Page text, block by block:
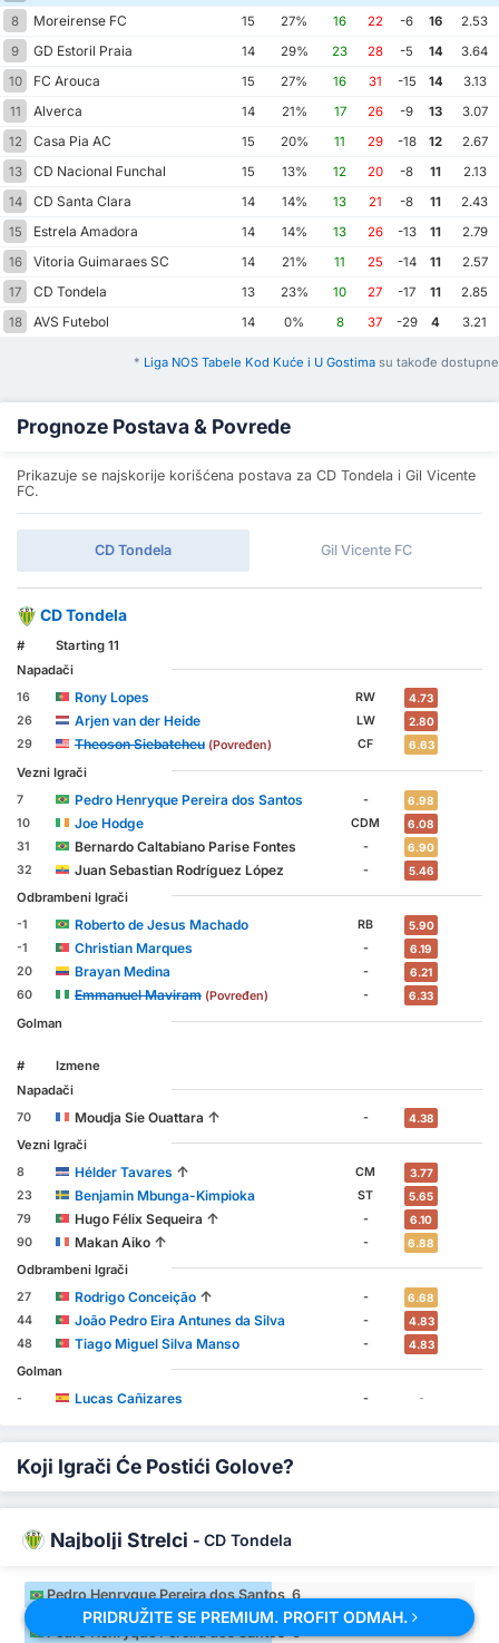
8
Moreirense FC 15 27% 16 22 -6 16
2.53
9
GD Estoril Praia 14 29% 23 28 -5 14
3.64
10
FC Arouca 15 27% 16 31 -15 14
3.13
11
Alverca 14 21% 17 26 -9 13
3.07
12
Casa Pia AC 15 20% 11 29 -18 12
2.67
13
CD Nacional Funchal 15 13% 12 20 -8 11
2.13
14
CD Santa Clara 14 14% 13 21 -8 11
2.43
15
Estrela Amadora 14 14% 13 26 -13 11
2.79
16
Vitoria Guimaraes SC 14 21% 11 25 -14 11
2.57
17
CD Tondela 13 23% 10 27 -17 11
2.85
18
AVS Futebol 14 0% 8 37 -29 4 3.21
* Liga NOS Tabele Kod Kuće i U Gostima su takođe dostupne
Prognoze Postava & Povrede
Prikazuje se najskorije korišćena postava za CD Tondela i Gil Vicente
FC.
CD Tondela Gil Vicente FC
CD Tondela
#
Starting 11
Napadači
16 Rony Lopes RW 4.73
26 Arjen van der Heide LW 2.80
29 Theoson Siebatcheu(Povređen) CF 6.63
Vezni Igrači
7 Pedro Henryque Pereira dos Santos - 6.98
10 Joe Hodge CDM 6.08
31 Bernardo Caltabiano Parise Fontes - 6.90
32 Juan Sebastian Rodríguez López - 5.46
Odbrambeni Igrači
-1 Roberto de Jesus Machado RB 5.90
-1 Christian Marques - 6.19
20 Brayan Medina - 6.21
60 Emmanuel Maviram(Povređen) - 6.33
Golman
#
Izmene
Napadači
70 Moudja Sie Ouattara ↑ - 4.38
Vezni Igrači
8 Hélder Tavares ↑ CM 3.77
23 Benjamin Mbunga-Kimpioka ST 5.65
79 Hugo Félix Sequeira ↑ - 6.10
90 Makan Aiko ↑ - 6.88
Odbrambeni Igrači
27 Rodrigo Conceição ↑ - 6.68
44 João Pedro Eira Antunes da Silva - 4.83
48 Tiago Miguel Silva Manso - 4.83
Golman
- Lucas Cañizares - -
Koji Igrači Će Postići Golove?
Najbolji Strelci - CD Tondela
Pedro Henryque Pereira dos Santos 6
Pedro Henryque Pereira dos Santos 6
PRIDRUŽITE SE PREMIUM. PROFIT ODMAH.